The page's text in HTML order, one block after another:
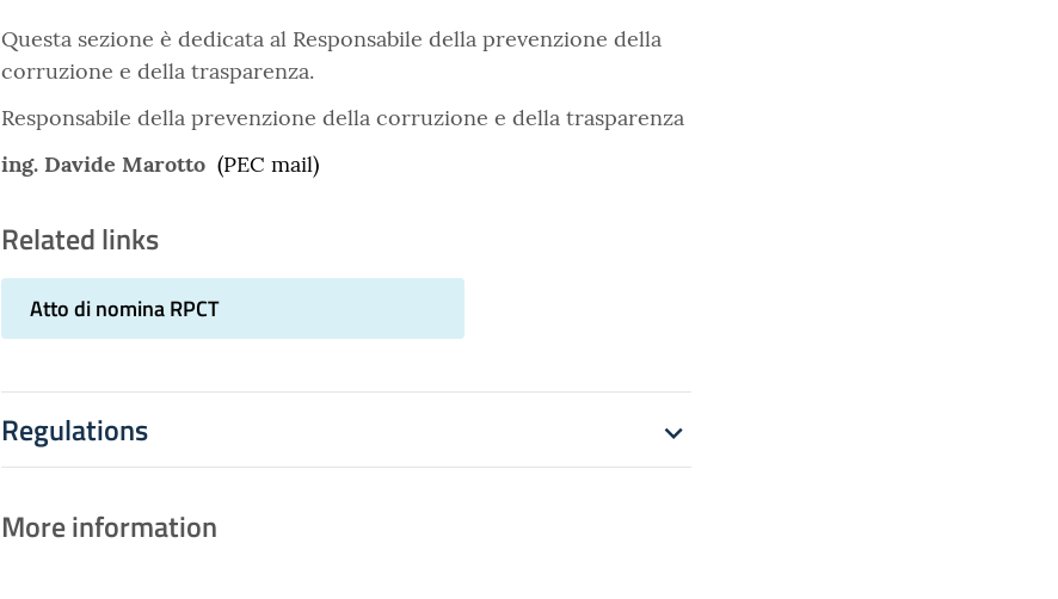
Questa sezione è dedicata al Responsabile della prevenzione della
corruzione e della trasparenza.
Responsabile della prevenzione della corruzione e della trasparenza
ing. Davide Marotto (PEC mail)
Related links
Atto di nomina RPCT
Regulations
More information